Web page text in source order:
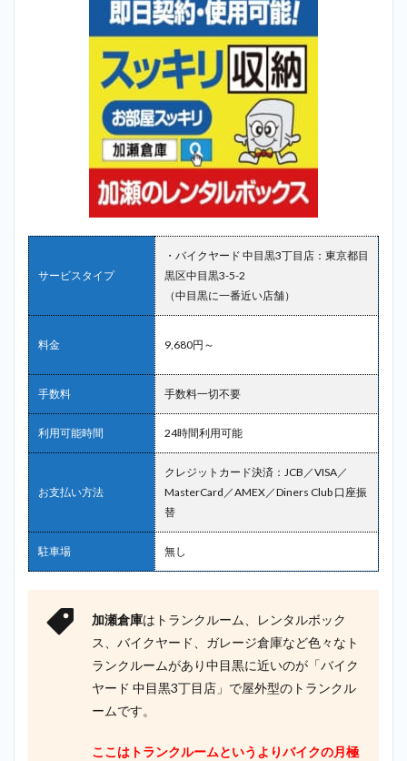
サービスタイプ
・バイクヤード 中目黒3丁目店：東京都目
黒区中目黒3-5-2
（中目黒に一番近い店舗）
料金 9,680円～
手数料 手数料一切不要
利用可能時間 24時間利用可能
お支払い方法
クレジットカード決済：JCB／VISA／
MasterCard／AMEX／Diners Club 口座振
替
駐車場 無し
加瀬倉庫はトランクルーム、レンタルボック
ス、バイクヤード、ガレージ倉庫など色々なト
ランクルームがあり中目黒に近いのが「バイク
ヤード 中目黒3丁目店」で屋外型のトランクル
ームです。
ここはトランクルームというよりバイクの月極